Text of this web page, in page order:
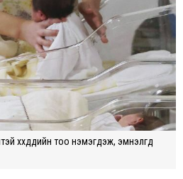
хүүхдүүдийн тоо нэмэгдэж, эмнэлгүүд